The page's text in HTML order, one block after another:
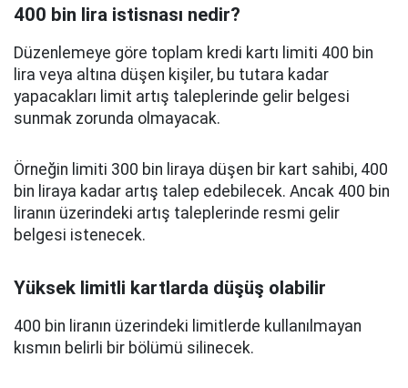
400 bin lira istisnası nedir?
Düzenlemeye göre toplam kredi kartı limiti 400 bin
lira veya altına düşen kişiler, bu tutara kadar
yapacakları limit artış taleplerinde gelir belgesi
sunmak zorunda olmayacak.
Örneğin limiti 300 bin liraya düşen bir kart sahibi, 400
bin liraya kadar artış talep edebilecek. Ancak 400 bin
liranın üzerindeki artış taleplerinde resmi gelir
belgesi istenecek.
Yüksek limitli kartlarda düşüş olabilir
400 bin liranın üzerindeki limitlerde kullanılmayan
kısmın belirli bir bölümü silinecek.